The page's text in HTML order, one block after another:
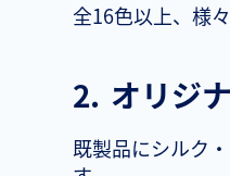
全16色以上、様
2. オリジ
既製品にシルク